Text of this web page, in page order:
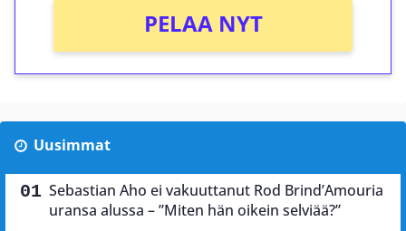
PELAA NYT
Uusimmat
Sebastian Aho ei vakuuttanut Rod Brind’Amouria
uransa alussa – ”Miten hän oikein selviää?”